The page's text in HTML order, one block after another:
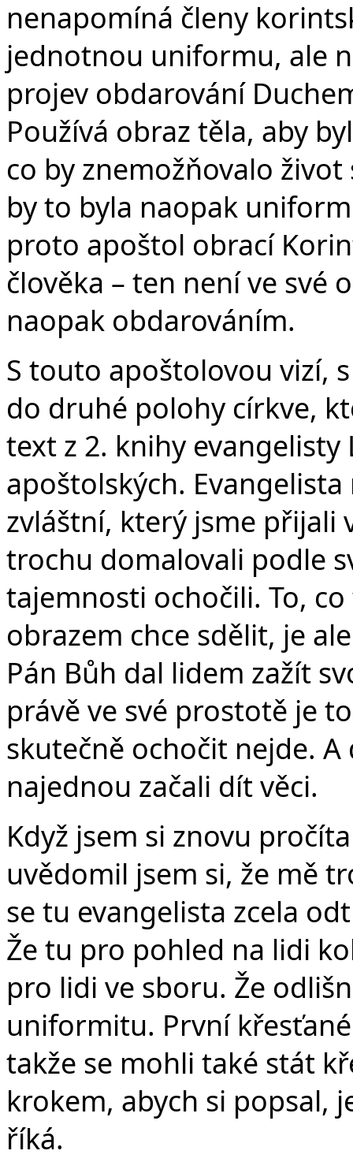
nenapomíná členy
jednotnou uniformu, ale
projev obdarování
Používá obraz těla, aby
co by znemožňovalo
by to byla naopak
proto apoštol obrací
člověka – ten není ve své
naopak obdarováním.
S touto apoštolovou vizí,
do druhé polohy církve,
text z 2. knihy evangelisty
apoštolských.
zvláštní, který jsme přijali
trochu domalovali podle
tajemnosti ochočili. To,
obrazem chce sdělit, je
Pán Bůh dal lidem zažít
právě ve své prostotě je
skutečně ochočit nejde.
najednou začali dít věci.
Když jsem si znovu
uvědomil jsem si, že mě
se tu evangelista zcela
Že tu pro pohled na lidi
pro lidi ve sboru. Že
uniformitu. První
takže se mohli také stát
krokem, abych si popsal,
říká.